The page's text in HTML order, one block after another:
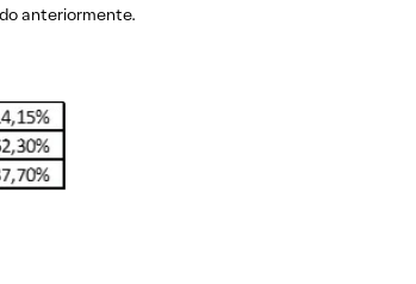
anteriormente.